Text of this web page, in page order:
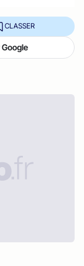
CLASSER